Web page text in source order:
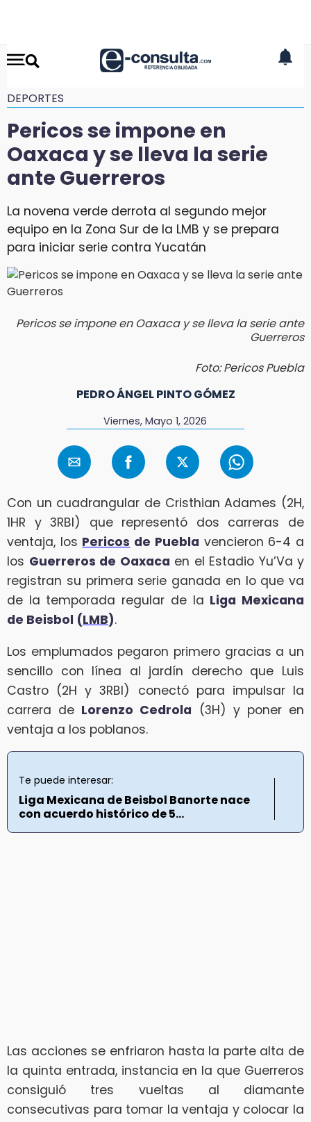
DEPORTES
Pericos se impone en
Oaxaca y se lleva la serie
ante Guerreros
La novena verde derrota al segundo mejor
equipo en la Zona Sur de la LMB y se prepara
para iniciar serie contra Yucatán
Pericos se impone en Oaxaca y se lleva la serie ante
Guerreros
Foto: Pericos Puebla
PEDRO ÁNGEL PINTO GÓMEZ
Viernes, Mayo 1, 2026
Con un cuadrangular de Cristhian Adames (2H,
1HR y 3RBI) que representó dos carreras de
ventaja, los Pericos de Puebla vencieron 6-4 a
los Guerreros de Oaxaca en el Estadio Yu’Va y
registran su primera serie ganada en lo que va
de la temporada regular de la Liga Mexicana
de Beisbol (LMB).
Los emplumados pegaron primero gracias a un
sencillo con línea al jardín derecho que Luis
Castro (2H y 3RBI) conectó para impulsar la
carrera de Lorenzo Cedrola (3H) y poner en
ventaja a los poblanos.
Te puede interesar:
Liga Mexicana de Beisbol Banorte nace
con acuerdo histórico de 5...
Las acciones se enfriaron hasta la parte alta de
la quinta entrada, instancia en la que Guerreros
consiguió tres vueltas al diamante
consecutivas para tomar la ventaja y colocar la